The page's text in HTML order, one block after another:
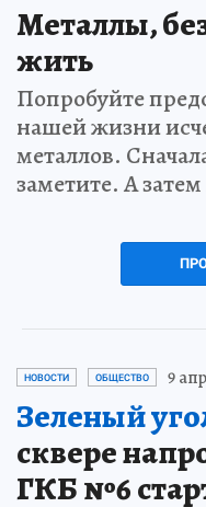
Металлы,
жить
Попробуйте
нашей жизни
металлов.
заметите. А
НОВОСТИ ОБЩЕСТВО 9
Зеленый
сквере
ГКБ №6